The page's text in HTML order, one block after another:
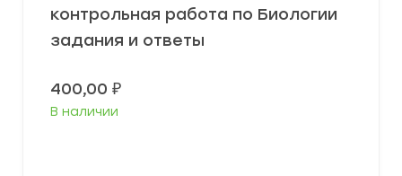
контрольная работа по Биологии
задания и ответы
400,00 ₽
В наличии